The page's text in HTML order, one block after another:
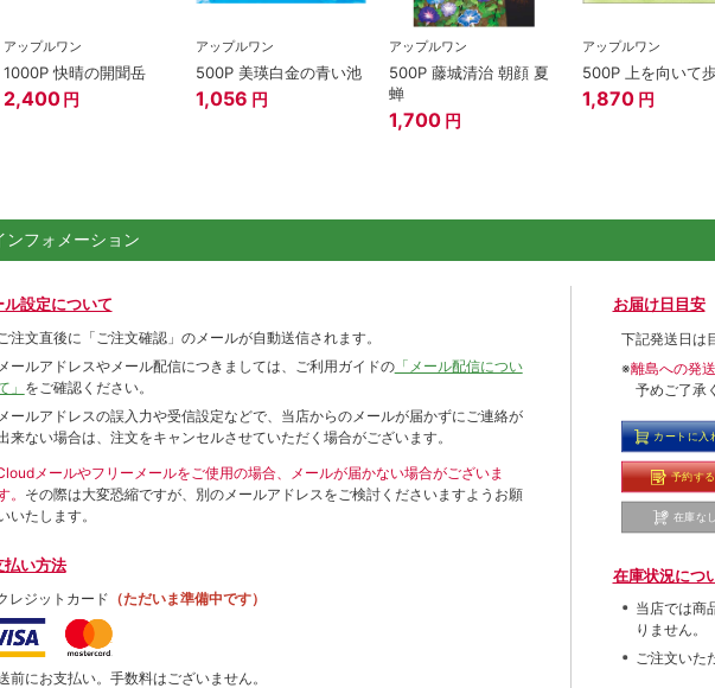
アップルワン
1000P 快晴の開聞岳
2,400 円
アップルワン
500P 美瑛白金の青い池
1,056 円
アップルワン
500P 藤城清治 朝顔 夏
蝉
1,700 円
アップルワン
500P 上を向いて
1,870 円
ンフォメーション
ル設定について
ご注文直後に「ご注文確認」のメールが自動送信されます。
メールアドレスやメール配信につきましては、ご利用ガイドの「メール配信につい
」 をご確認ください。
メールアドレスの誤入力や受信設定などで、当店からのメールが届かずにご連絡が
来ない場合は、注文をキャンセルさせていただく場合がございます。
メールやフリーメールをご使用の場合、メールが届かない場合がございま
。 その際は大変恐縮ですが、別のメールアドレスをご検討くださいますようお願
いたします。
払い方法
レジットカード （ただいま準備中です）
前にお支払い。手数料はございません。
お届け日目安
下記発送日は
※離島への発
予めご了承
カートに入
予約する
在庫な
在庫状況につ
当店では商
りません。
ご注文いた